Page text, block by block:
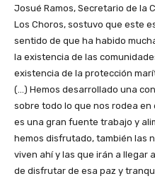
Josué Ramos, Secretario de la
Los Choros, sostuvo que este
sentido de que ha habido
la existencia de las
existencia de la protección
(…) Hemos desarrollado una
sobre todo lo que nos rodea en
es una gran fuente trabajo y
hemos disfrutado, también las
viven ahí y las que irán a llegar
de disfrutar de esa paz y